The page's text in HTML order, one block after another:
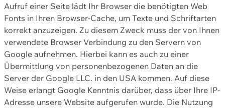
Aufruf einer Seite lädt Ihr Browser die benötigten Web
Fonts in Ihren Browser-Cache, um Texte und Schriftarten
korrekt anzuzeigen. Zu diesem Zweck muss der von Ihnen
verwendete Browser Verbindung zu den Servern von
Google aufnehmen. Hierbei kann es auch zu einer
Übermittlung von personenbezogenen Daten an die
Server der Google LLC. in den USA kommen. Auf diese
Weise erlangt Google Kenntnis darüber, dass über Ihre IP-
Adresse unsere Website aufgerufen wurde. Die Nutzung